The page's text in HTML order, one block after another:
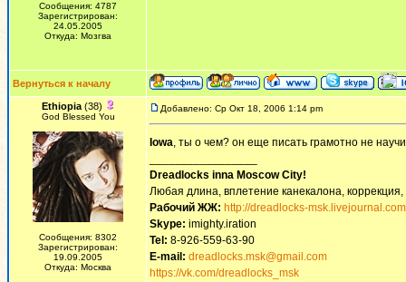
Сообщения: 4787
Зарегистрирован:
24.05.2005
Откуда: Мозгва
Вернуться к началу
Ethiopia(38)
God Blessed You
Сообщения: 8302
Зарегистрирован:
19.09.2005
Откуда: Москва
Добавлено: Ср Окт 18, 2006 1:14 pm
Iowa, ты о чем? он еще писать грамотно не
Dreadlocks inna Moscow Сity!
Любая длина, вплетение канекалона,
Рабочий ЖЖ: http://dreadlocks-
Skype: imighty.iration
Tel: 8-926-559-63-90
E-mail: dreadlocks.msk@gmail.com
https://vk.com/dreadlocks_msk